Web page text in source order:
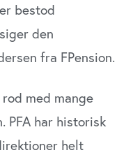
bestod
den
fra FPension.
med mange
PFA har historisk
helt